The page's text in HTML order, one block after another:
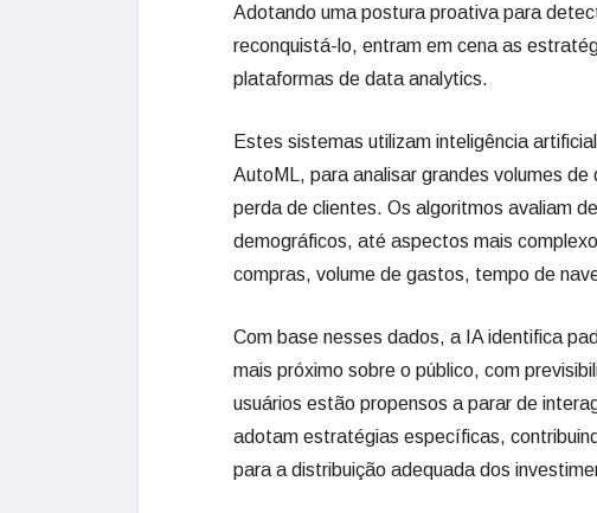
Adotando uma postura proativa para
reconquistá-lo, entram em cena as
plataformas de data analytics.
Estes sistemas utilizam inteligência
AutoML, para analisar grandes volumes
perda de clientes. Os algoritmos avaliam
demográficos, até aspectos mais
compras, volume de gastos, tempo de
Com base nesses dados, a IA identifica
mais próximo sobre o público, com
usuários estão propensos a parar de
adotam estratégias específicas,
para a distribuição adequada dos